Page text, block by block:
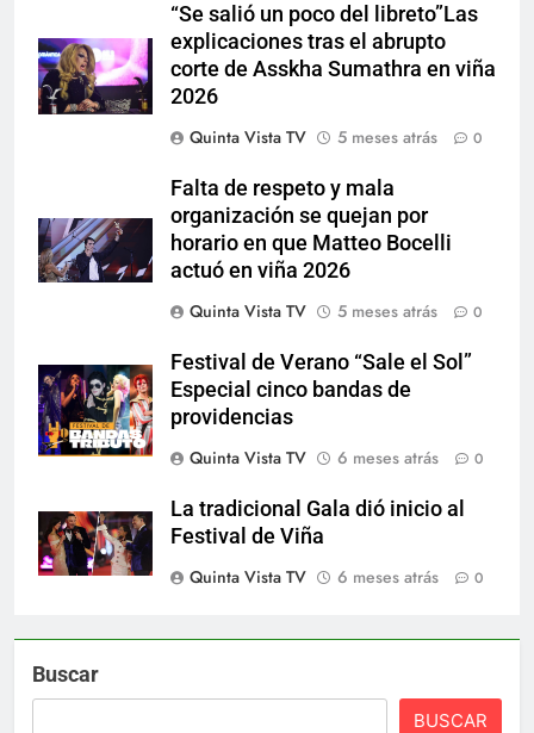
“Se salió un poco del libreto”Las
explicaciones tras el abrupto
corte de Asskha Sumathra en viña
2026
Quinta Vista TV
5 meses atrás 0
Falta de respeto y mala
organización se quejan por
horario en que Matteo Bocelli
actuó en viña 2026
Quinta Vista TV
5 meses atrás 0
Festival de Verano “Sale el Sol”
Especial cinco bandas de
providencias
Quinta Vista TV
6 meses atrás 0
La tradicional Gala dió inicio al
Festival de Viña
Quinta Vista TV
6 meses atrás 0
Buscar
BUSCAR